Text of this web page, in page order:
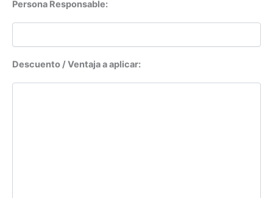
Persona Responsable:
Descuento / Ventaja a aplicar: